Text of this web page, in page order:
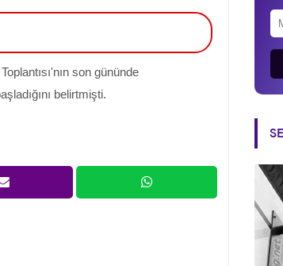
son gününde
belirtmişti.